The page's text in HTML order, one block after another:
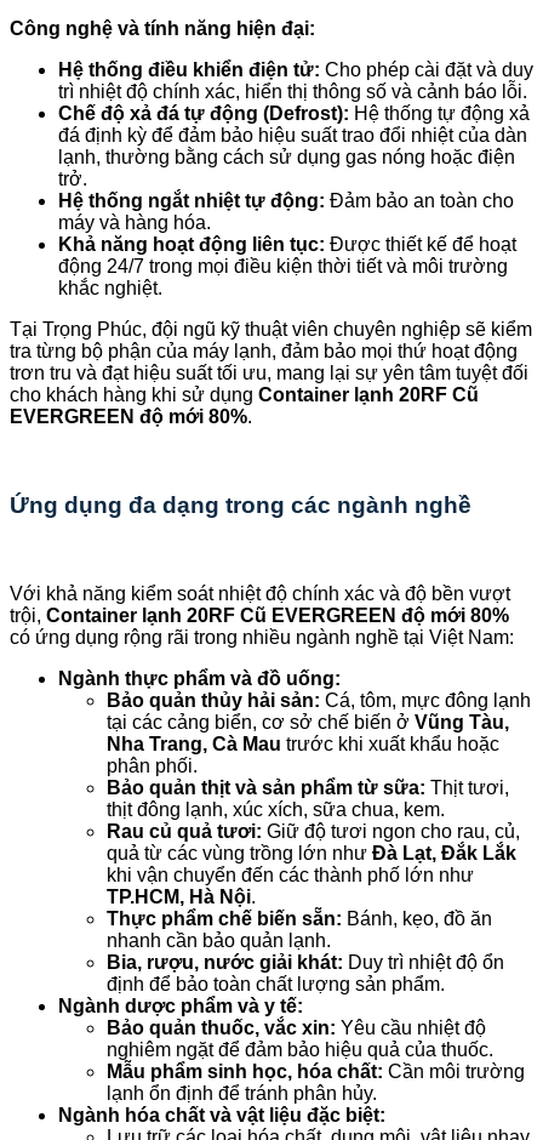
Công nghệ và tính năng hiện đại:
Hệ thống điều khiển điện tử: Cho phép cài đặt và duy
trì nhiệt độ chính xác, hiển thị thông số và cảnh báo lỗi.
Chế độ xả đá tự động (Defrost): Hệ thống tự động xả
đá định kỳ để đảm bảo hiệu suất trao đổi nhiệt của dàn
lạnh, thường bằng cách sử dụng gas nóng hoặc điện
trở.
Hệ thống ngắt nhiệt tự động: Đảm bảo an toàn cho
máy và hàng hóa.
Khả năng hoạt động liên tục: Được thiết kế để hoạt
động 24/7 trong mọi điều kiện thời tiết và môi trường
khắc nghiệt.
Tại Trọng Phúc, đội ngũ kỹ thuật viên chuyên nghiệp sẽ kiểm
tra từng bộ phận của máy lạnh, đảm bảo mọi thứ hoạt động
trơn tru và đạt hiệu suất tối ưu, mang lại sự yên tâm tuyệt đối
cho khách hàng khi sử dụng Container lạnh 20RF Cũ
EVERGREEN độ mới 80%.
Ứng dụng đa dạng trong các ngành nghề
Với khả năng kiểm soát nhiệt độ chính xác và độ bền vượt
trội, Container lạnh 20RF Cũ EVERGREEN độ mới 80%
có ứng dụng rộng rãi trong nhiều ngành nghề tại Việt Nam:
Ngành thực phẩm và đồ uống:
Bảo quản thủy hải sản: Cá, tôm, mực đông lạnh
tại các cảng biển, cơ sở chế biến ở Vũng Tàu,
Nha Trang, Cà Mau trước khi xuất khẩu hoặc
phân phối.
Bảo quản thịt và sản phẩm từ sữa: Thịt tươi,
thịt đông lạnh, xúc xích, sữa chua, kem.
Rau củ quả tươi: Giữ độ tươi ngon cho rau, củ,
quả từ các vùng trồng lớn như Đà Lạt, Đắk Lắk
khi vận chuyển đến các thành phố lớn như
TP.HCM, Hà Nội.
Thực phẩm chế biến sẵn: Bánh, kẹo, đồ ăn
nhanh cần bảo quản lạnh.
Bia, rượu, nước giải khát: Duy trì nhiệt độ ổn
định để bảo toàn chất lượng sản phẩm.
Ngành dược phẩm và y tế:
Bảo quản thuốc, vắc xin: Yêu cầu nhiệt độ
nghiêm ngặt để đảm bảo hiệu quả của thuốc.
Mẫu phẩm sinh học, hóa chất: Cần môi trường
lạnh ổn định để tránh phân hủy.
Ngành hóa chất và vật liệu đặc biệt: